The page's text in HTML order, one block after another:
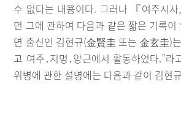
수 없다는 내용이다. 그러나 『여주시
면 그에 관하여 다음과 같은 짧은 기록이
면 출신인 김현규(金賢圭 또는 金玄圭)
고 여주․지명․양근에서 활동하였다.”라
위병에 관한 설명에는 다음과 같이 김현